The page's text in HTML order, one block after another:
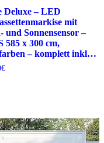
Deluxe – LED
mit
und Sonnensensor –
585 x 300 cm,
– komplett inkl…
€